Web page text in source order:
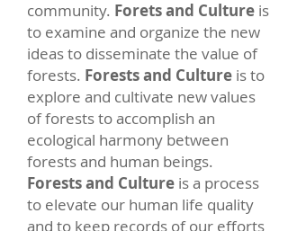
community. Forets and Culture is
to examine and organize the new
ideas to disseminate the value of
forests. Forests and Culture is to
explore and cultivate new values
of forests to accomplish an
ecological harmony between
forests and human beings.
Forests and Culture is a process
to elevate our human life quality
and to keep records of our efforts